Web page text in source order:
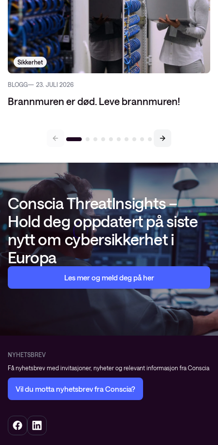
Sikkerhet
BLOGG 23. JULI 2026
Brannmuren er død. Leve brannmuren!
Conscia ThreatInsights –
Hold deg oppdatert på siste
nytt om cybersikkerhet i
Europa
Les mer og meld deg på her
NYHETSBREV
Få nyhetsbrev med invitasjoner, nyheter og relevant informasjon fra Conscia
Vil du motta nyhetsbrev fra Conscia?